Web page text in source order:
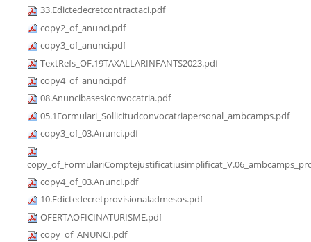
33.Edictedecretcontractaci.pdf
copy2_of_anunci.pdf
copy3_of_anunci.pdf
TextRefs_OF.19TAXALLARINFANTS2023.pdf
copy4_of_anunci.pdf
08.Anuncibasesiconvocatria.pdf
05.1Formulari_Sollicitudconvocatriapersonal_ambcamps.pdf
copy3_of_03.Anunci.pdf
copy4_of_03.Anunci.pdf
10.Edictedecretprovisionaladmesos.pdf
OFERTAOFICINATURISME.pdf
copy_of_ANUNCI.pdf